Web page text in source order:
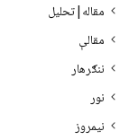
مقاله|تحلیل
مقالې
ننګرهار
نور
نيمروز